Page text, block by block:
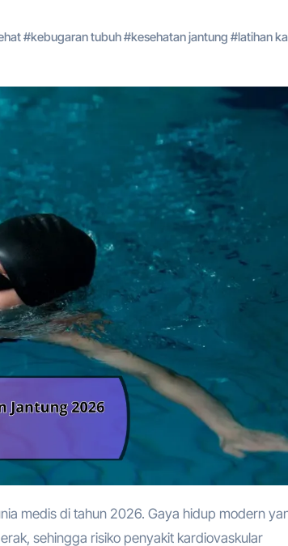
#kebugaran tubuh#kesehatan jantung #latihan
sehingga risiko penyakit kardiovaskular